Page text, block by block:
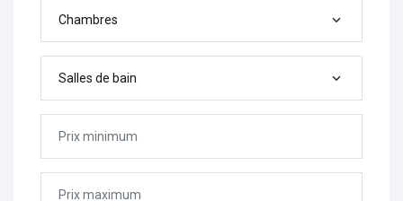
Chambres
Salles de bain